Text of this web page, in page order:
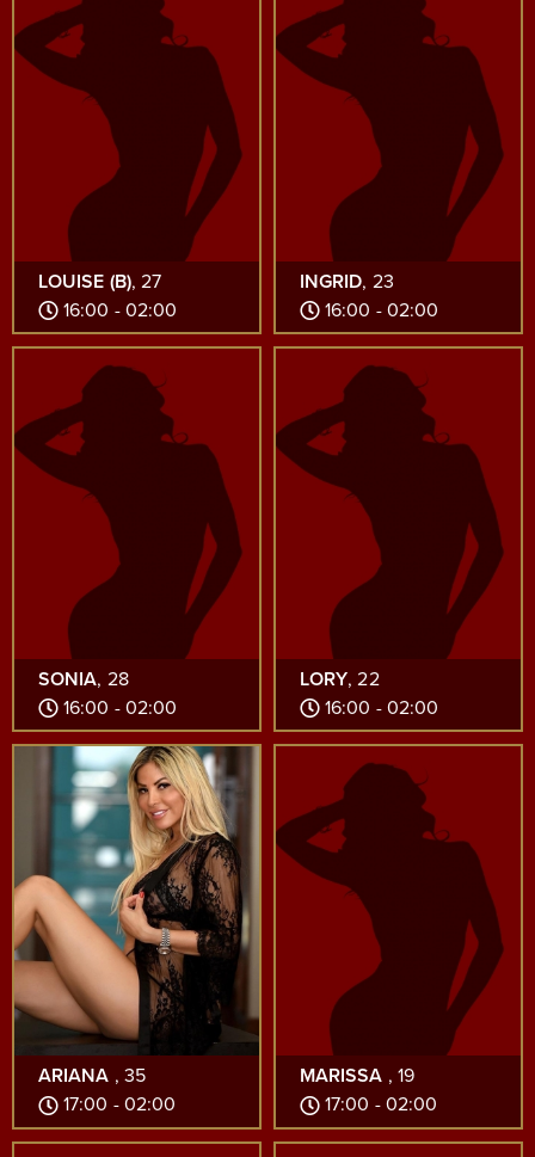
LOUISE (B), 27
16:00 - 02:00
INGRID, 23
16:00 - 02:00
SONIA, 28
16:00 - 02:00
LORY, 22
16:00 - 02:00
ARIANA , 35
17:00 - 02:00
MARISSA , 19
17:00 - 02:00